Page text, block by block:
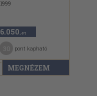
MEGNÉZEM
1999
6.050 ,-Ft
pont kapható